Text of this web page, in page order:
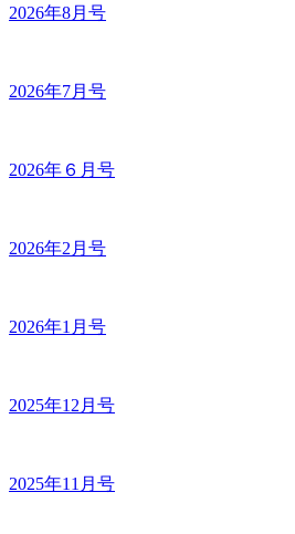
2026年8月号
2026年7月号
2026年６月号
2026年2月号
2026年1月号
2025年12月号
2025年11月号